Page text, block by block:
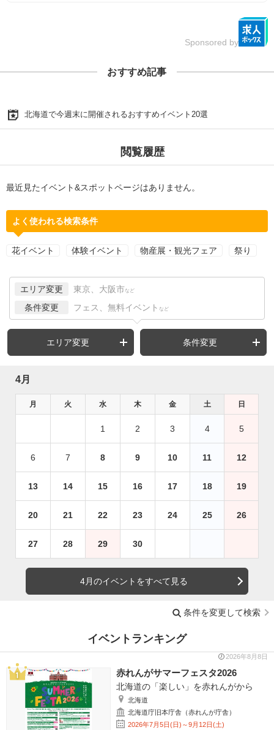
Sponsored by
おすすめ記事
北海道で今週末に開催されるおすすめイベント20選
閲覧履歴
最近見たイベント&スポットページはありません。
よく使われる検索条件
花イベント 体験イベント 物産展・観光フェア 祭り
エリア変更 東京、大阪市 など
条件変更 フェス、無料イベント など
エリア変更 条件変更
4月
月 火 水 木 金 土 日
1 2 3 4 5
6 7 8 9 10 11 12
13 14 15 16 17 18 19
20 21 22 23 24 25 26
27 28 29 30
4月のイベントをすべて見る
条件を変更して検索
イベントランキング
2026年8月8日
赤れんがサマーフェスタ2026
北海道の「楽しい」を赤れんがから
北海道
北海道庁旧本庁舎（赤れんが庁舎）
2026年7月5日(日)～9月12日(土)